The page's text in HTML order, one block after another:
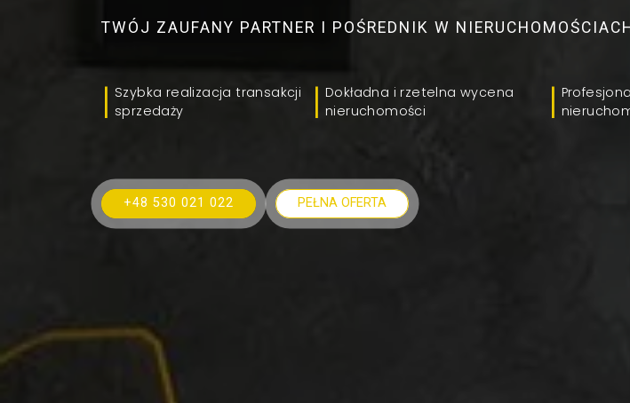
TWÓJ ZAUFANY PARTNER I POŚREDNIK W NIERUCHOMOŚCIACH
Szybka realizacja transakcji
sprzedaży
Dokładna i rzetelna wycena
nieruchomości
+48 530 021 022 PEŁNA OFERTA